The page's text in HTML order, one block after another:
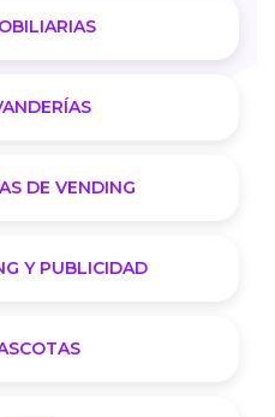
DE VENDING
Y PUBLICIDAD